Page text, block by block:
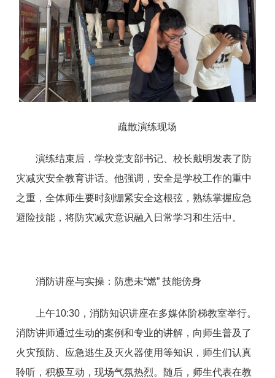
疏散演练现场
演练结束后，学校党支部书记、校长戴明发表了防
灾减灾安全教育讲话。他强调，安全是学校工作的重中
之重，全体师生要时刻绷紧安全这根弦，熟练掌握应急
避险技能，将防灾减灾意识融入日常学习和生活中。
消防讲座与实操：防患未“燃” 技能傍身
上午10:30，消防知识讲座在多媒体阶梯教室举行。
消防讲师通过生动的案例和专业的讲解，向师生普及了
火灾预防、应急逃生及灭火器使用等知识，师生们认真
聆听，积极互动，现场气氛热烈。随后，师生代表在教